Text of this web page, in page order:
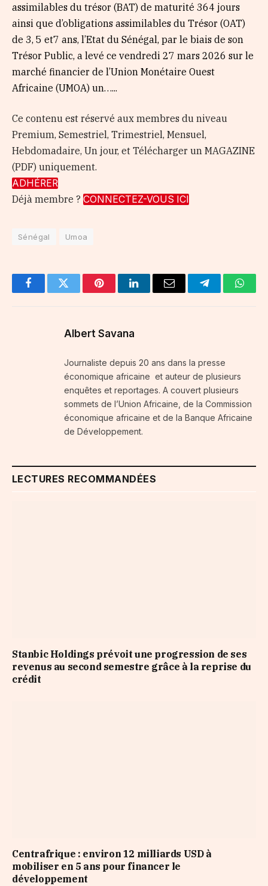
assimilables du trésor (BAT) de maturité 364 jours
ainsi que d’obligations assimilables du Trésor (OAT)
de 3, 5 et7 ans, l’Etat du Sénégal, par le biais de son
Trésor Public, a levé ce vendredi 27 mars 2026 sur le
marché financier de l’Union Monétaire Ouest
Africaine (UMOA) un…...
Ce contenu est réservé aux membres du niveau
Premium, Semestriel, Trimestriel, Mensuel,
Hebdomadaire, Un jour, et Télécharger un MAGAZINE
(PDF) uniquement.
ADHÉRER
Déjà membre ? CONNECTEZ-VOUS ICI
Sénégal Umoa
FacebookTwitter PinterestLinkedInEmail Telegram
Albert Savana
Journaliste depuis 20 ans dans la presse
économique africaine et auteur de plusieurs
enquêtes et reportages. A couvert plusieurs
sommets de l’Union Africaine, de la Commission
économique africaine et de la Banque Africaine
de Développement.
LECTURES RECOMMANDÉES
Stanbic Holdings prévoit une progression de ses
revenus au second semestre grâce à la reprise du
crédit
Centrafrique : environ 12 milliards USD à
mobiliser en 5 ans pour financer le
développement